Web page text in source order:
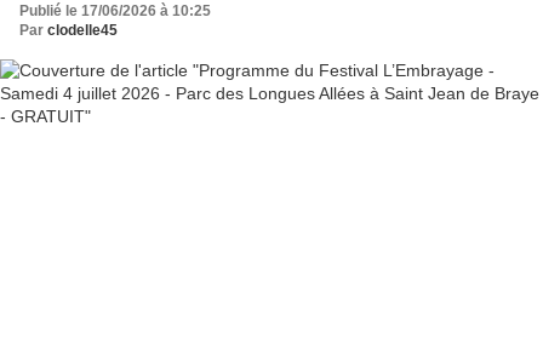
Publié le 17/06/2026 à 10:25
Par clodelle45